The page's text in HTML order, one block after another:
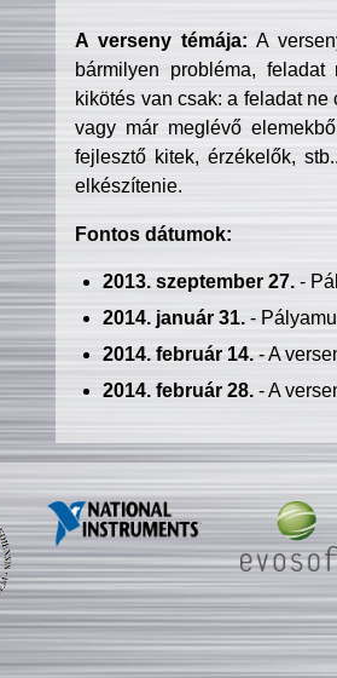
A verseny témája: A
bármilyen probléma, feladat
kikötés van csak: a feladat
vagy már meglévő
fejlesztő kitek, érzékelők,
elkészítenie.
Fontos dátumok:
2013. szeptember 27.-
2014. január 31.-
2014. február 14.- A
2014. február 28.- A